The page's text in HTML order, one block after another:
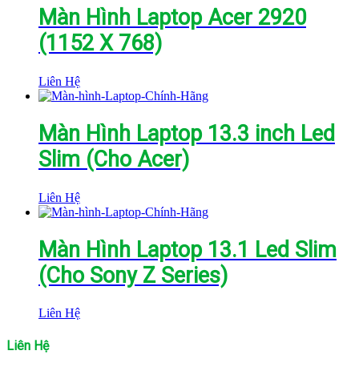
Màn Hình Laptop Acer 2920
(1152 X 768)
Liên Hệ
Màn Hình Laptop 13.3 inch Led
Slim (Cho Acer)
Liên Hệ
Màn Hình Laptop 13.1 Led Slim
(Cho Sony Z Series)
Liên Hệ
Liên Hệ